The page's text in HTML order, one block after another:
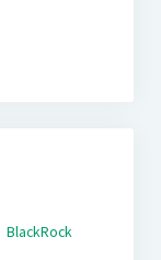
BlackRock